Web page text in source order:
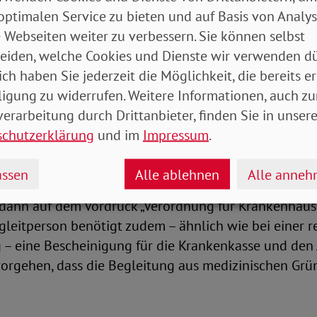
vom Arzt oder der Ärztin bescheinigen
medizinischen Gründen notwendig ist.
Hilfe bei Kommunikation
anderem sein, dass durch eine Begleitperson
der Krankenhausbehandlung gesichert ist
die Belastung eines solchen
auf dem Vordruck „Verordnung für
benötigt zudem – ähnlich wie bei einer
eine Bescheinigung für die Krankenkasse und den
dass die Begleitung aus medizinischen
Service zu bieten und auf Basis von
Webseiten weiter zu verbessern. Sie können selbst
welche Cookies und Dienste wir verwenden
haben Sie jederzeit die Möglichkeit, die bereits
zu widerrufen. Weitere Informationen, auch
durch Drittanbieter, finden Sie in
und im Impressum.
Alle ablehnen Alle